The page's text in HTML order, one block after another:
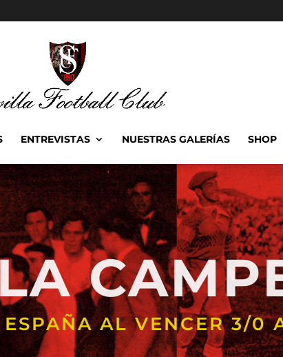
ENTREVISTAS NUESTRAS GALERÍAS SHOP
AL VENCER 3/0